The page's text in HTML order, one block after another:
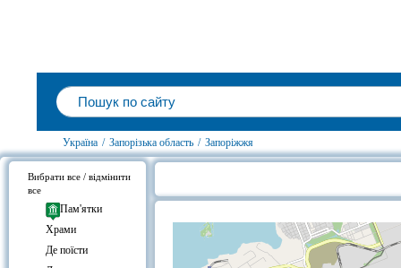
Україна / Запорізька область / Запоріжжя
Вибрати все / відмінити
все
Пам'ятки
Храми
Де поїсти